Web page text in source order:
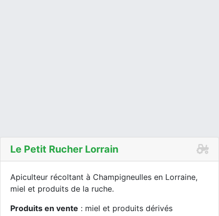
Le Petit Rucher Lorrain
Apiculteur récoltant à Champigneulles en Lorraine,
miel et produits de la ruche.
Produits en vente : miel et produits dérivés